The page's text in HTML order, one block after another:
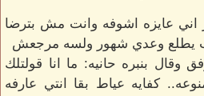
اني عايزه اشوفه وانت مش بترضا
يطلع وعدي شهور ولسه مرجعش
بنبره حانيه: ما انا قولتلك
كفايه عياط بقا انتي عارفه